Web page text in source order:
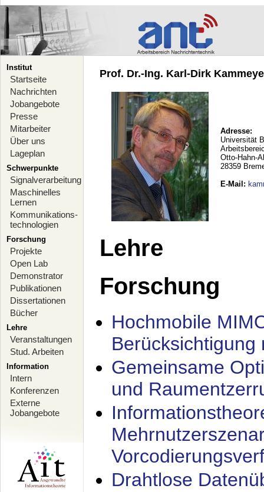
Institut
Startseite
Nachrichten
Jobangebote
Presse
Mitarbeiter
Über uns
Lageplan
Schwerpunkte
Signalverarbeitung
Maschinelles
Lernen
Kommunikations-
technologien
Forschung
Projekte
Open Lab
Demonstrator
Publikationen
Dissertationen
Bücher
Lehre
Veranstaltungen
Stud. Arbeiten
Information
Intern
Konferenzen
Externe
Jobangebote
Prof. Dr.-Ing. Karl-Dirk
Adresse:
Universität
Otto-Hahn-
28359
E-Mail :
Lehre
Forschung
Hochmobile
Berücksichtigung
Gemeinsame
und
Drahtlose